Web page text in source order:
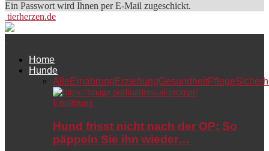
Ein Passwort wird Ihnen per E-Mail zugeschickt.
tierherzen.de
Home
Hunde
Alle Ernährung ErziehungGesundheitPflege
Ernährung
Hund frisst nicht nach der OP: So
päppeln Sie ihn wieder…